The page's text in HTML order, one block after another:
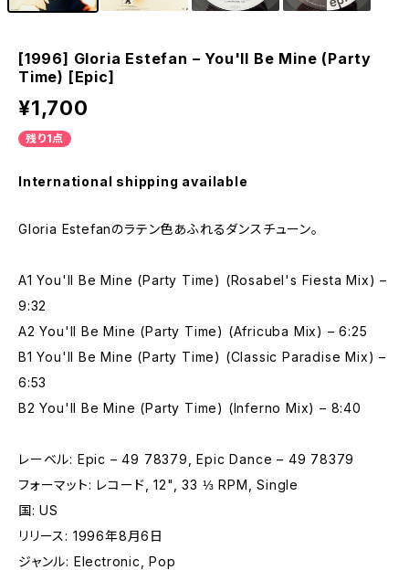
[1996] Gloria Estefan – You'll Be Mine (Party
Time) [Epic]
¥1,700
残り1点
International shipping available
Gloria Estefanのラテン色あふれるダンスチューン。
A1 You'll Be Mine (Party Time) (Rosabel's Fiesta Mix) –
9:32
A2 You'll Be Mine (Party Time) (Africuba Mix) – 6:25
B1 You'll Be Mine (Party Time) (Classic Paradise Mix) –
6:53
B2 You'll Be Mine (Party Time) (Inferno Mix) – 8:40
レーベル: Epic – 49 78379, Epic Dance – 49 78379
フォーマット: レコード, 12", 33 ⅓ RPM, Single
国: US
リリース: 1996年8月6日
ジャンル: Electronic, Pop